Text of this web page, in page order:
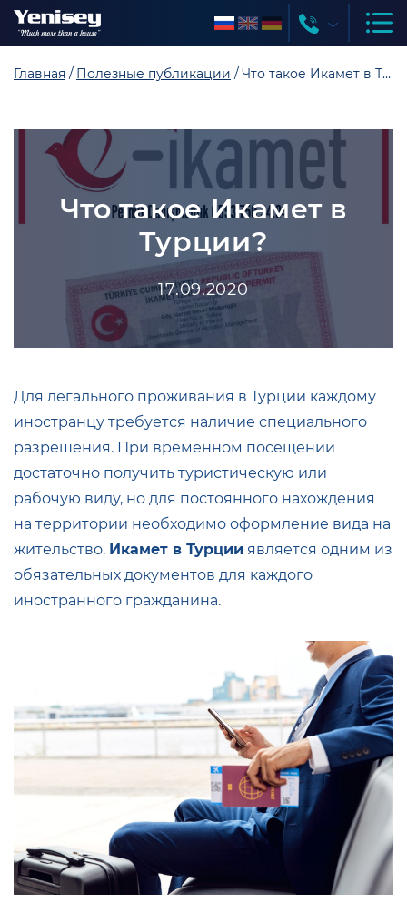
Главная Полезные публикации Что такое Икамет в Турции?
Что такое Икамет в
Турции?
17.09.2020
Для легального проживания в Турции каждому
иностранцу требуется наличие специального
разрешения. При временном посещении
достаточно получить туристическую или
рабочую виду, но для постоянного нахождения
на территории необходимо оформление вида на
жительство. Икамет в Турции является одним из
обязательных документов для каждого
иностранного гражданина.